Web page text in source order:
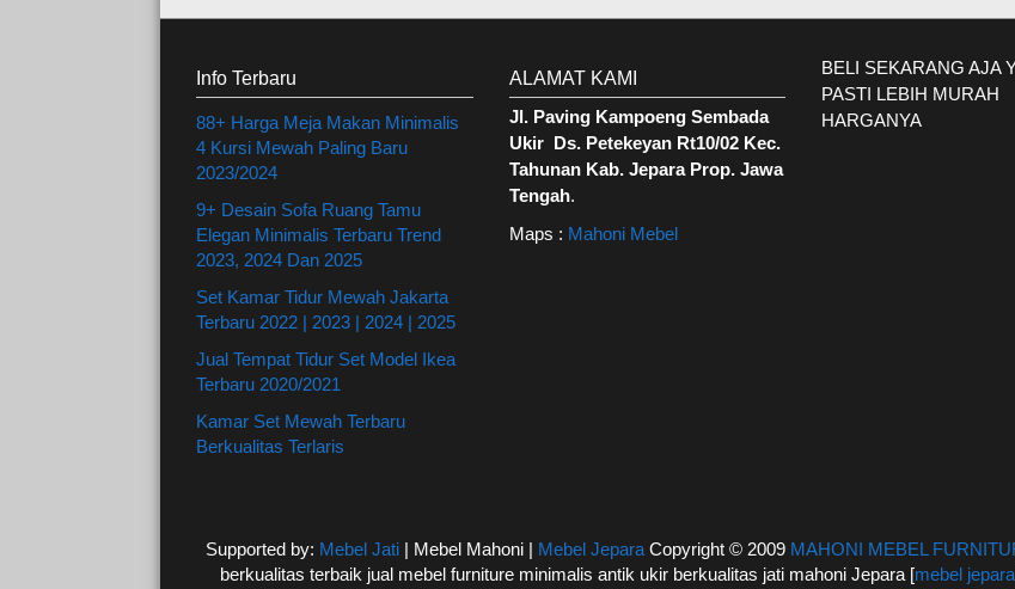
Info Terbaru
88+ Harga Meja Makan Minimalis
4 Kursi Mewah Paling Baru
2023/2024
9+ Desain Sofa Ruang Tamu
Elegan Minimalis Terbaru Trend
2023, 2024 Dan 2025
Set Kamar Tidur Mewah Jakarta
Terbaru 2022 | 2023 | 2024 | 2025
Jual Tempat Tidur Set Model Ikea
Terbaru 2020/2021
Kamar Set Mewah Terbaru
Berkualitas Terlaris
ALAMAT KAMI
Jl. Paving Kampoeng Sembada
Ukir Ds. Petekeyan Rt10/02 Kec.
Tahunan Kab. Jepara Prop. Jawa
Tengah.
Maps : Mahoni Mebel
BELI SEKARANG AJA
PASTI LEBIH MURAH
HARGANYA
Supported by: Mebel Jati| Mebel Mahoni | Mebel JeparaCopyright © 2009 MAHONI MEBEL
berkualitas terbaik jual mebel furniture minimalis antik ukir berkualitas jati mahoni Jepara [mebel jepara